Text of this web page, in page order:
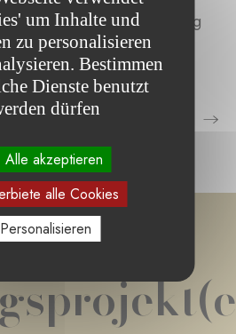
Menschen neue Hoffnung
Leben.
Projekte der
um Inhalte und
zu personalisieren
Bestimmen
Dienste benutzt
dürfen
Alle akzeptieren
alle Cookies
Personalisieren